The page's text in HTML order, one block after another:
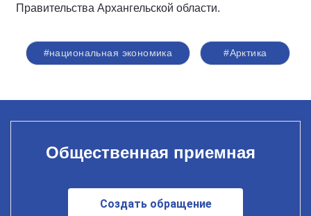
Правительства Архангельской области.
#национальная экономика #Арктика
Общественная приемная
Создать обращение